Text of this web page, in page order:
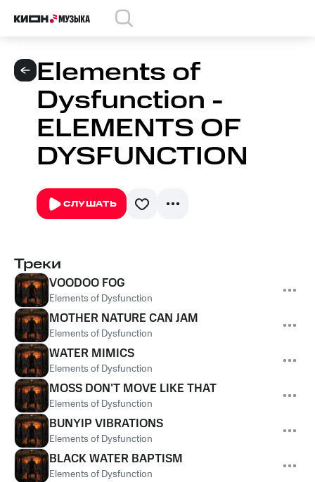
Elements of
Dysfunction -
ELEMENTS OF
DYSFUNCTION
СЛУШАТЬ
Треки
VOODOO FOG
Elements of Dysfunction
MOTHER NATURE CAN JAM
Elements of Dysfunction
WATER MIMICS
Elements of Dysfunction
MOSS DON'T MOVE LIKE THAT
Elements of Dysfunction
BUNYIP VIBRATIONS
Elements of Dysfunction
BLACK WATER BAPTISM
Elements of Dysfunction